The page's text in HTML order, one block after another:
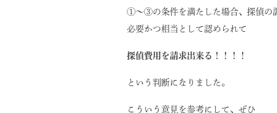
①～③の条件を満たした場合、探偵の
必要かつ相当として認められて
探偵費用を請求出来る！！！！
という判断になりました。
こういう意見を参考にして、ぜひ